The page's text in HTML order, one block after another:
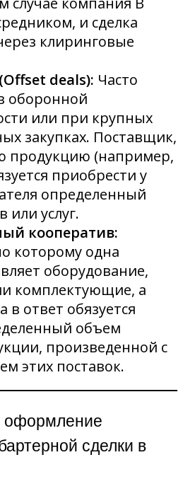
и сделка
клиринговые
deals): Часто
оборонной
или при крупных
закупках. Поставщик,
продукцию (например,
приобрести у
определенный
или услуг.
кооператив:
которому одна
оборудование,
комплектующие, а
в ответ обязуется
объем
произведенной с
этих поставок.
оформление
сделки в